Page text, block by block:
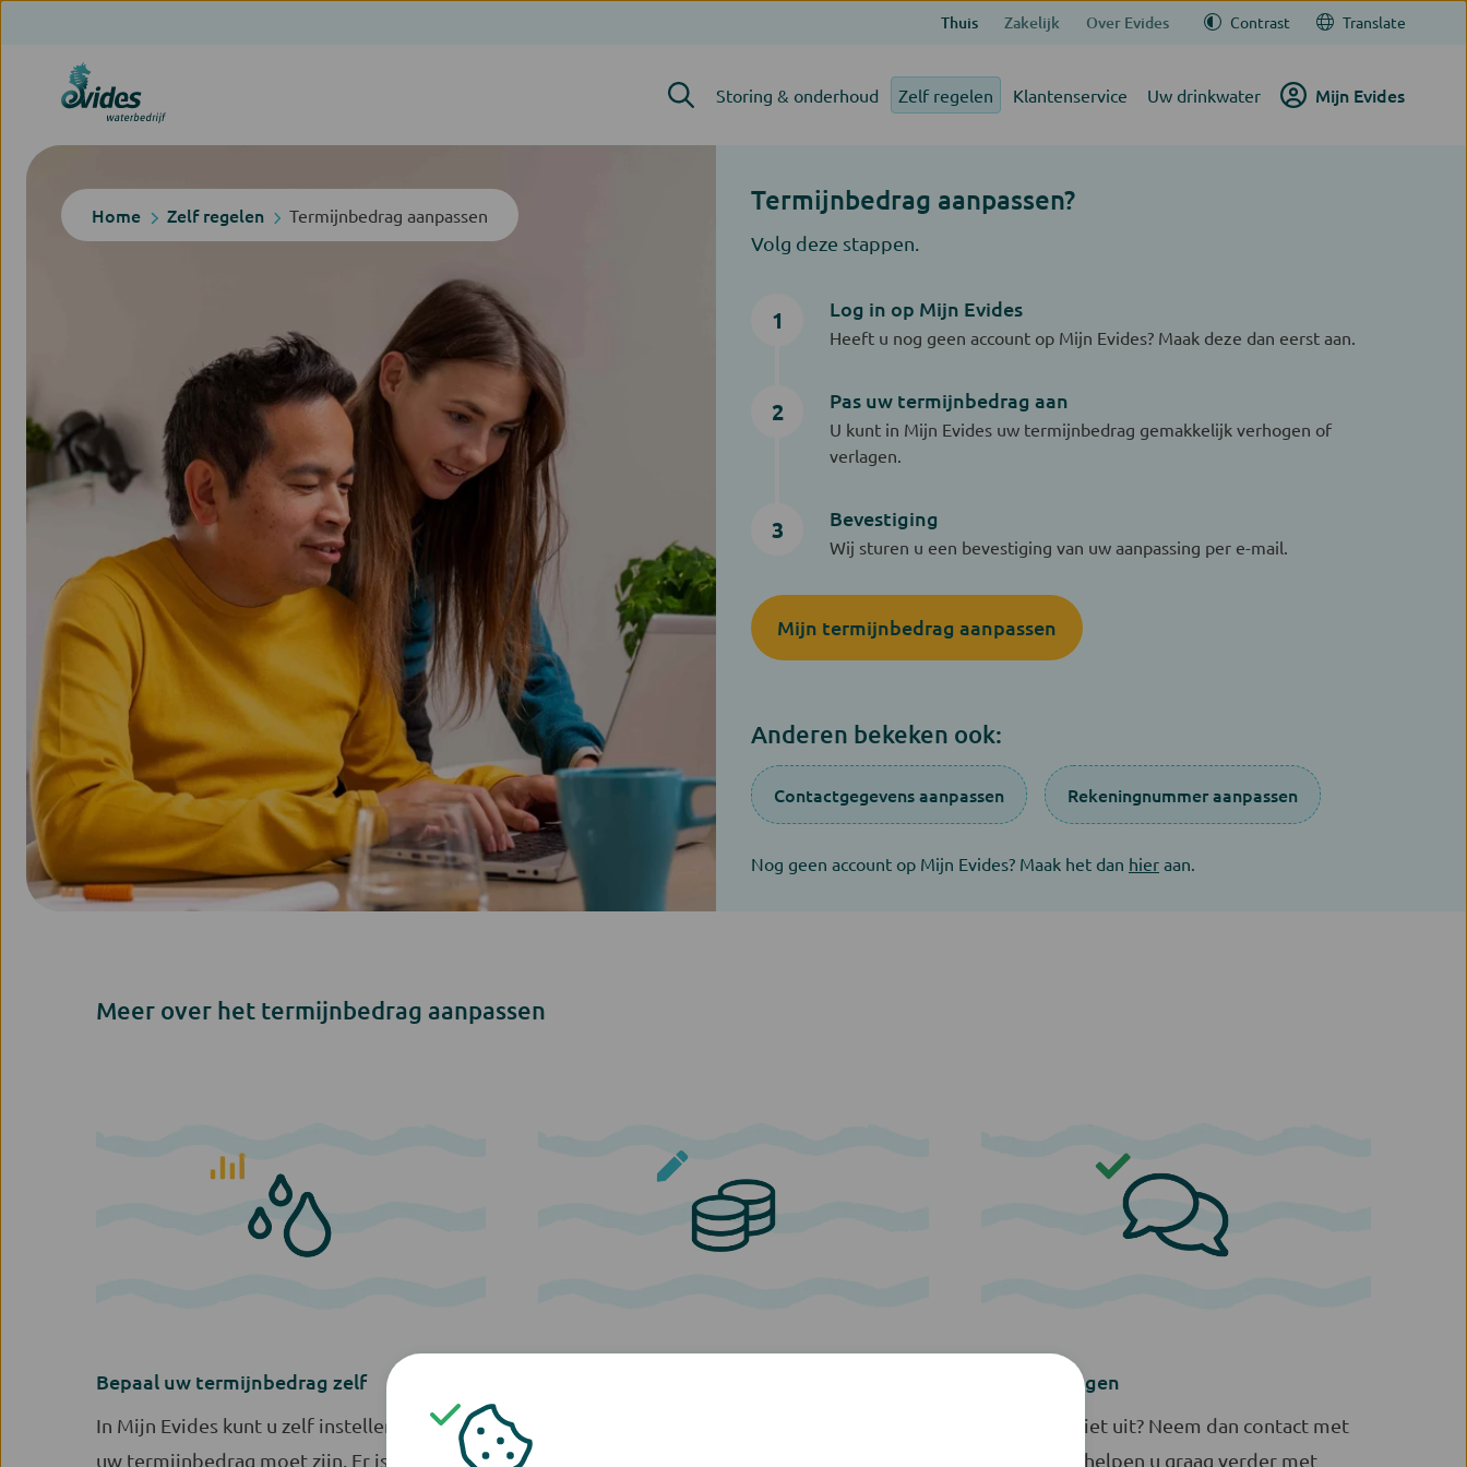
Thuis Zakelijk Over Evides Contrast Translate
Storing & onderhoud Zelf regelen Klantenservice Uw drinkwater Mijn Evides
Home Zelf regelen Termijnbedrag aanpassen Termijnbedrag aanpassen?
Volg deze stappen.
1 Log in op Mijn Evides
Heeft u nog geen account op Mijn Evides? Maak deze dan eerst aan.
2 Pas uw termijnbedrag aan
U kunt in Mijn Evides uw termijnbedrag gemakkelijk verhogen of
verlagen.
3 Bevestiging
Wij sturen u een bevestiging van uw aanpassing per e-mail.
Mijn termijnbedrag aanpassen
Anderen bekeken ook:
Contactgegevens aanpassen Rekeningnummer aanpassen
Nog geen account op Mijn Evides? Maak het dan hier aan.
Meer over het termijnbedrag aanpassen
Bepaal uw termijnbedrag zelf
In Mijn Evides kunt u zelf instellen hoe hoog
uw termijnbedrag moet zijn. Er is natuurlijk
Hulp bij vragen
Komt u er niet uit? Neem dan contact met
ons op. Wij helpen u graag verder met